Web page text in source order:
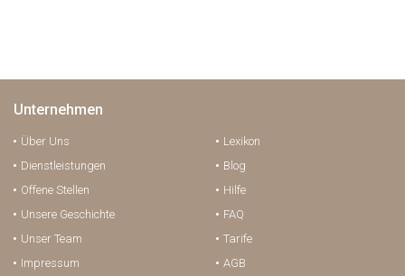
Unternehmen
Über Uns
Dienstleistungen
Offene Stellen
Unsere Geschichte
Unser Team
Impressum
Lexikon
Blog
Hilfe
FAQ
Tarife
AGB